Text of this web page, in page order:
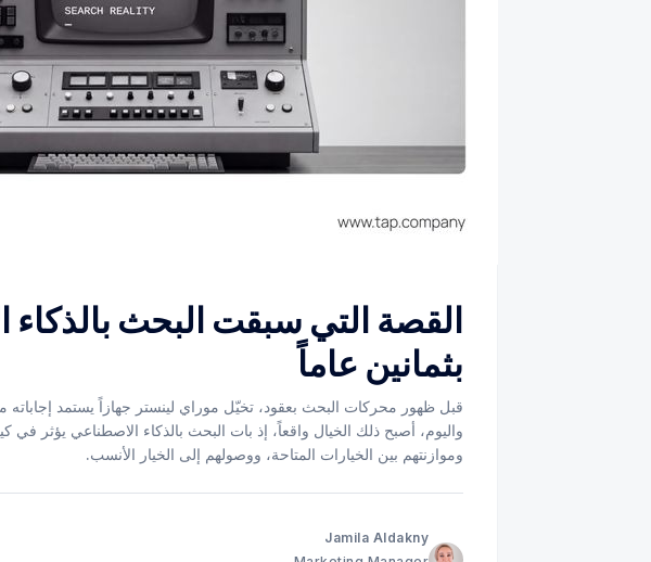
القصة التي سبقت البحث
بثمانين عاماً
قبل ظهور محركات البحث بعقود، تخيّل موراي لينستر جهازاً يستمد
واليوم، أصبح ذلك الخيال واقعاً، إذ بات البحث بالذكاء الاصطناعي يؤثر في
وموازنتهم بين الخيارات المتاحة، ووصولهم إلى الخيار الأنسب.
Jamila Aldakny